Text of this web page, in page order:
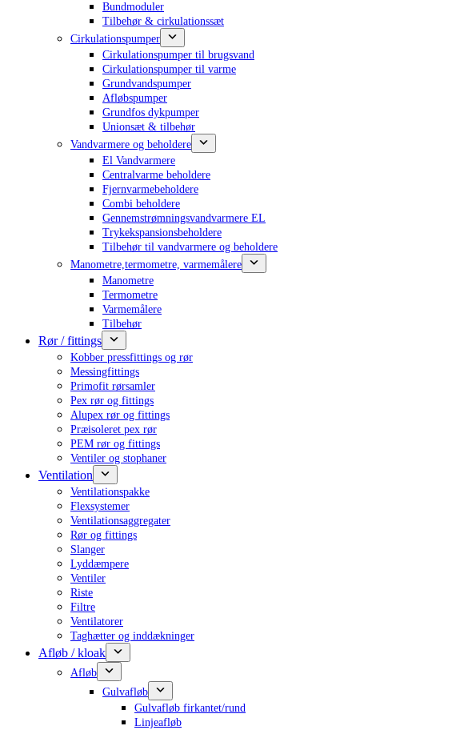
Bundmoduler
Tilbehør & cirkulationssæt
Cirkulationspumper
Cirkulationspumper til brugsvand
Cirkulationspumper til varme
Grundvandspumper
Afløbspumper
Grundfos dykpumper
Unionsæt & tilbehør
Vandvarmere og beholdere
El Vandvarmere
Centralvarme beholdere
Fjernvarmebeholdere
Combi beholdere
Gennemstrømningsvandvarmere EL
Trykekspansionsbeholdere
Tilbehør til vandvarmere og beholdere
Manometre,termometre, varmemålere
Manometre
Termometre
Varmemålere
Tilbehør
Rør / fittings
Kobber pressfittings og rør
Messingfittings
Primofit rørsamler
Pex rør og fittings
Alupex rør og fittings
Præisoleret pex rør
PEM rør og fittings
Ventiler og stophaner
Ventilation
Ventilationspakke
Flexsystemer
Ventilationsaggregater
Rør og fittings
Slanger
Lyddæmpere
Ventiler
Riste
Filtre
Ventilatorer
Taghætter og inddækninger
Afløb / kloak
Afløb
Gulvafløb
Gulvafløb firkantet/rund
Linjeafløb